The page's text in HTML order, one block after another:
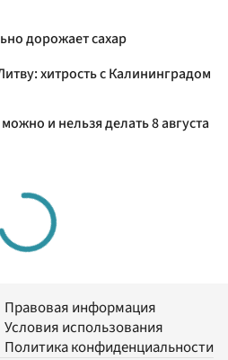
дорожает сахар
хитрость с Калининградом
и нельзя делать 8 августа
Правовая информация
Условия использования
Политика конфиденциальности